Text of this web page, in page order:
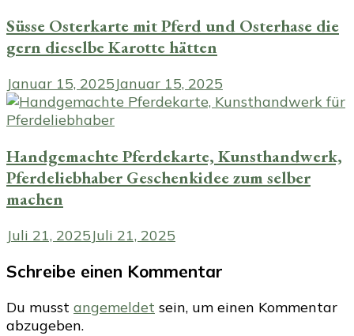
Süsse Osterkarte mit Pferd und Osterhase die
gern dieselbe Karotte hätten
Januar 15, 2025Januar 15, 2025
Handgemachte Pferdekarte, Kunsthandwerk,
Pferdeliebhaber Geschenkidee zum selber
machen
Juli 21, 2025Juli 21, 2025
Schreibe einen Kommentar
Du musst angemeldet sein, um einen Kommentar
abzugeben.